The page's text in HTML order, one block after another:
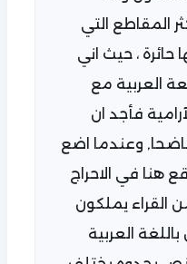
المقاطع التي
، حيث اني
العربية مع
فأجد ان
وعندما اضع
هنا في الاحراج
القراء يملكون
العربية